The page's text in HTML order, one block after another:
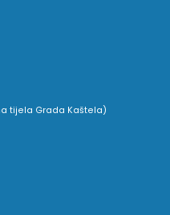
tijela Grada Kaštela)